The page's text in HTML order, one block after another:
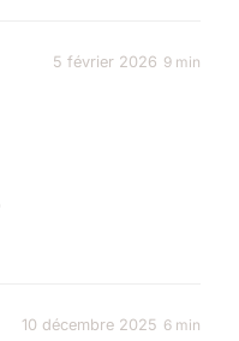
5 février 2026 9 min
10 décembre 2025 6 min